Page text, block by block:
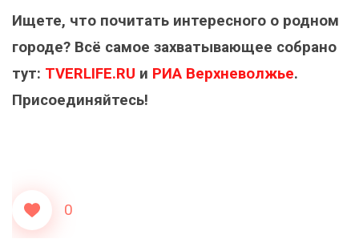
Ищете, что почитать интересного о родном
городе? Всё самое захватывающее собрано
тут: TVERLIFE.RU и РИА Верхневолжье.
Присоединяйтесь!
0